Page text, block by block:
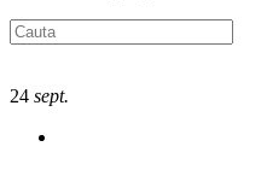
24 sept.